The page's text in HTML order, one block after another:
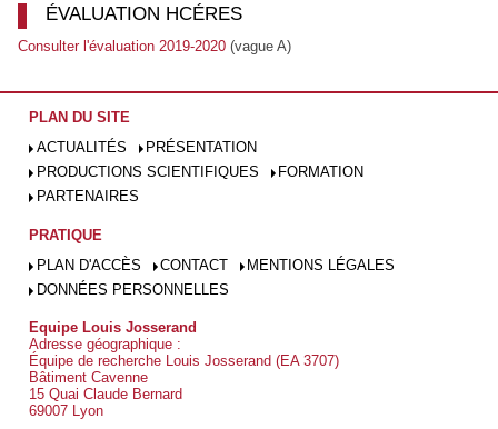
ÉVALUATION HCÉRES
Consulter l'évaluation 2019-2020 (vague A)
PLAN DU SITE
ACTUALITÉS
PRÉSENTATION
PRODUCTIONS SCIENTIFIQUES
FORMATION
PARTENAIRES
PRATIQUE
PLAN D'ACCÈS
CONTACT
MENTIONS LÉGALES
DONNÉES PERSONNELLES
Equipe Louis Josserand
Adresse géographique :
Équipe de recherche Louis Josserand (EA 3707)
Bâtiment Cavenne
15 Quai Claude Bernard
69007 Lyon